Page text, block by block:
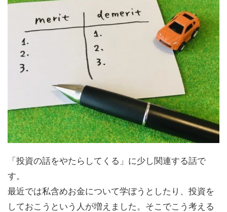
「投資の話をやたらしてくる」に少し関連する話で
す。
最近では私含めお金について学ぼうとしたり、投資を
しておこうという人が増えました。そこでこう考える